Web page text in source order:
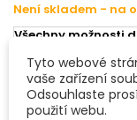
Není skladem - na
Všechny možnosti
POPIS DETAILY
Tyto webové
vaše zařízení
Odsouhlaste
použití webu.